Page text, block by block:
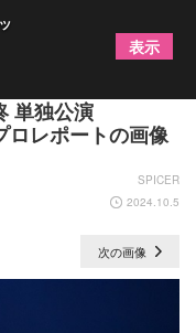
『新ミュージカル
単独公演
ロレポートの画像
SPICER
2024.10.5
次の画像
表示